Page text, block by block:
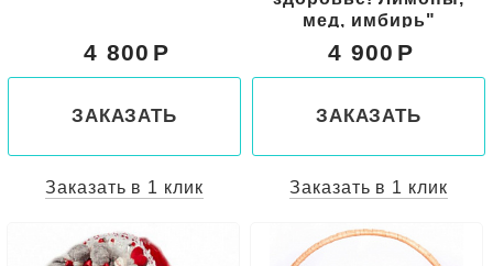
4 800
ЗАКАЗАТЬ
Заказать в 1 клик
мед, имбирь"
4 900
ЗАКАЗАТЬ
Заказать в 1 клик